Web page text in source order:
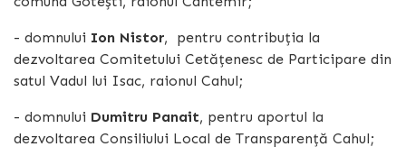
- domnului Ion Nistor, pentru contribuția la
dezvoltarea Comitetului Cetățenesc de Participare din
satul Vadul lui Isac, raionul Cahul;
- domnului Dumitru Panait, pentru aportul la
dezvoltarea Consiliului Local de Transparență Cahul;